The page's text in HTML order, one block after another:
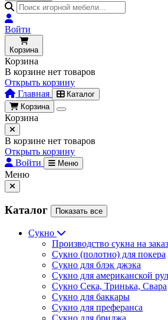
Войти
Корзина
Корзина
В корзине нет товаров
Открыть корзину
Главная
Каталог
Корзина
Корзина
В корзине нет товаров
Открыть корзину
Войти
Меню
Меню
Каталог Показать все
Сукно
Производство сукна на заказ
Сукно (полотно) для покера
Сукно для блэк джэка
Сукно для американской
Сукно Сека, Тринька, Свара
Сукно для баккары
Сукно для преферанса